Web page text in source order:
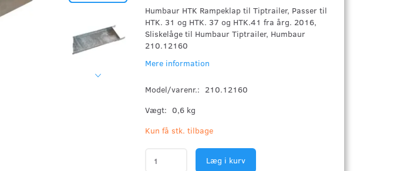
Humbaur HTK Rampeklap til Tiptrailer, Passer til
HTK. 31 og HTK. 37 og HTK.41 fra årg. 2016,
Sliskelåge til Humbaur Tiptrailer, Humbaur
210.12160
Mere information
Model/varenr.: 210.12160
Vægt: 0,6 kg
Kun få stk. tilbage
Læg i kurv